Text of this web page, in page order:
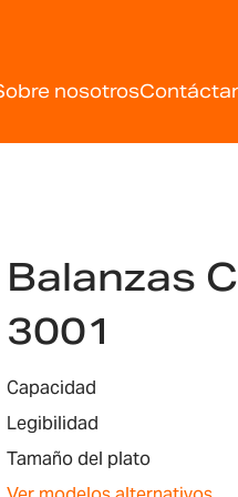
nosotros
Balanzas
3001
Capacidad
Legibilidad
Tamaño del plato